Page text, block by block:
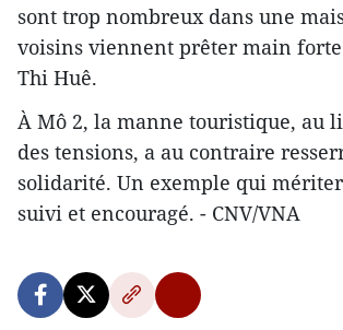
sont trop nombreux dans une
voisins viennent prêter main
Thi Huê.
À Mô 2, la manne touristique, au
des tensions, a au contraire
solidarité. Un exemple qui
suivi et encouragé. - CNV/VNA